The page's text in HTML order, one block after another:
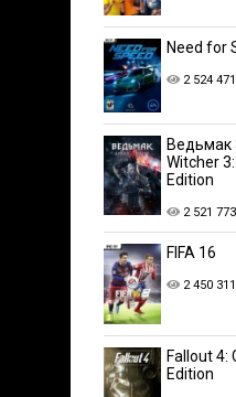
Need for
2 524 471
Ведьмак
Witcher
Edition
2 521 773
FIFA 16
2 450 311
Fallout 4:
Edition